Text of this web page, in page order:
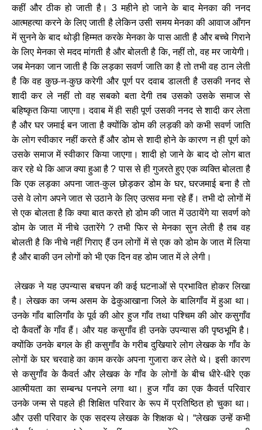
कहीं और ठीक हो जाती है।
3 महीने हो जाने के बाद मेनका की ननद
आत्महत्या करने के लिए जाती है लेकिन उसी समय मेनका की आवाज आँगन
में सुनने के बाद थोड़ी हिम्मत करके मेनका के पास आती है और बच्चे गिराने
के लिए मेनका से मदद मांगती है और बोलती है कि,नहीं तो,वह मर जायेगी।
जब मेनका जान जाती है कि लड़का सवर्ण जाति का है तो तभी वह ठान लेती
है कि वह कुछ-न-कुछ करेगी और पूर्ण पर दवाब डालती है उसकी ननद से
शादी कर ले नहीं तो वह सबको बता देगी तब उसको उसके समाज से
बहिष्कृत किया जाएगा। दवाब में ही सही पूर्ण उसकी ननद से शादी कर लेता
है और घर जमाई बन जाता है क्योंकि डोम की लड़की को कभी सवर्ण जाति
के लोग स्वीकार नहीं करते हैं और डोम से शादी होने के कारण न ही पूर्ण को
उसके समाज में स्वीकार किया जाएगा। शादी हो जाने के बाद दो लोग बात
कर रहे थे कि आज क्या हुआ है?पास से ही गुजरते हुए एक व्यक्ति बोलता है
कि एक लड़का अपना जात-कुल छोड़कर डोम के घर,घरजमाई बना है तो
उसे वे लोग अपने जात से उठाने के लिए उत्सव मना रहे हैं। तभी दो लोगों में
से एक बोलता है कि क्या बात करते हो डोम की जात में उठायेंगे या सवर्ण को
डोम के जात में नीचे उतारेंगे ?तभी फिर से मेनका सुन लेती है तब वह
बोलती है कि नीचे नहीं गिराए हैं उन लोगों में से एक को डोम के जात में लिया
है और बाकी उन लोगों को भी एक दिन वह डोम जात में ले लेगी।
लेखक ने यह उपन्यास बचपन की कई घटनाओं से प्रभावित होकर लिखा
है। लेखक का जन्म असम के ढेकुआखाना जिले के बालिगाँव में हुआ था।
उनके गाँव बालिगाँव के पूर्व की ओर हुज गाँव तथा पश्चिम की ओर कसुगाँव
दो कैवर्तों के गाँव हैं। और यह कसुगाँव ही उनके उपन्यास की पृष्ठभूमि है।
क्योंकि उनके बगल के ही कसुगाँव के गरीब दुखियारे लोग लेखक के गाँव के
लोगों के घर चरवाहे का काम करके अपना गुजारा कर लेते थे। इसी कारण
से कसुगाँव के कैवर्त और लेखक के गाँव के लोगों के बीच धीरे-धीरे एक
आत्मीयता का सम्बन्ध पनपने लगा था। हुज गाँव का एक कैवर्त परिवार
उनके जन्म से पहले ही शिक्षित परिवार के रूप में प्रतिष्ठित हो चुका था।
और उसी परिवार के एक सदस्य लेखक के शिक्षक थे। “लेखक उन्हें कभी